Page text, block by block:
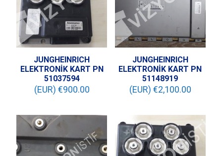
JUNGHEINRICH
ELEKTRONİK KART PN
51037594
(EUR) €900.00
JUNGHEINRICH
ELEKTRONİK KART PN
51148919
(EUR) €2,100.00